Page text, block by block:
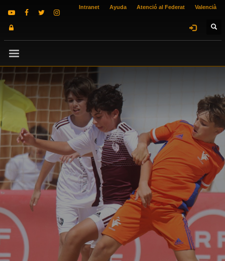
Intranet Ayuda Atenció al Federat Valencià